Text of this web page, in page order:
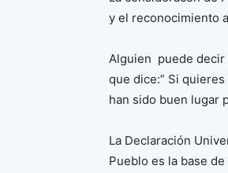
y el reconocimiento
Alguien puede decir
que dice:” Si
han sido buen lugar
La Declaración
Pueblo es la base